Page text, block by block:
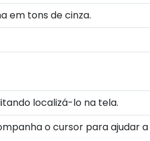
em tons de cinza.
localizá-lo na tela.
o cursor para ajudar